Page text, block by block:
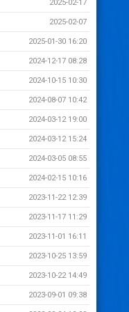
2025-02-17
2025-02-07
2025-01-30 16:20
2024-12-17 08:28
2024-10-15 10:30
2024-08-07 10:42
2024-03-12 19:00
2024-03-12 15:24
2024-03-05 08:55
2024-02-15 10:16
2023-11-22 12:39
2023-11-17 11:29
2023-11-01 16:11
2023-10-25 13:59
2023-10-22 14:49
2023-09-01 09:38